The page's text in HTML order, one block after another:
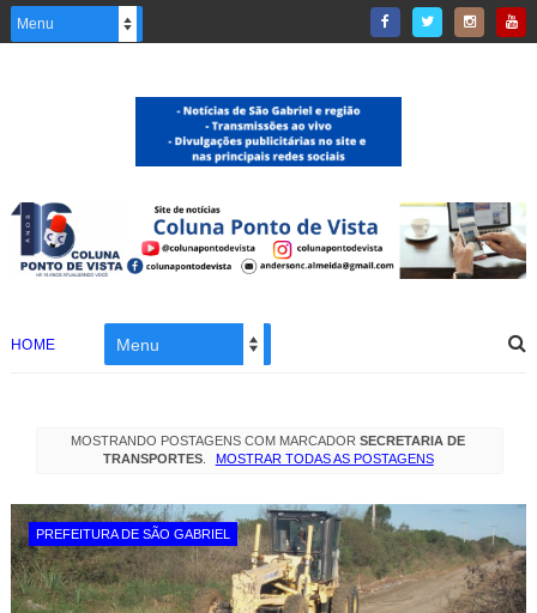
HOME
MOSTRANDO POSTAGENS COM MARCADORSECRETARIA DE
TRANSPORTES
MOSTRAR TODAS AS POSTAGENS
PREFEITURA DE SÃO GABRIEL